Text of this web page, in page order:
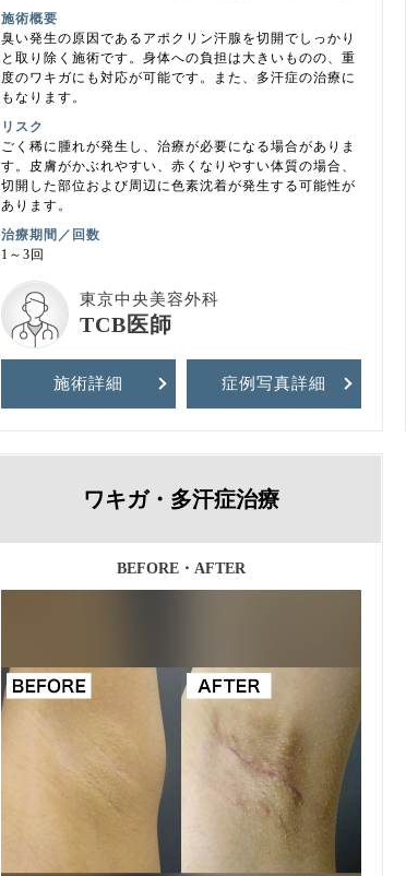
施術概要
臭い発生の原因であるアポクリン汗腺を切開でしっかり
と取り除く施術です。身体への負担は大きいものの、重
度のワキガにも対応が可能です。また、多汗症の治療に
もなります。
リスク
ごく稀に腫れが発生し、治療が必要になる場合がありま
す。皮膚がかぶれやすい、赤くなりやすい体質の場合、
切開した部位および周辺に色素沈着が発生する可能性が
あります。
治療期間／回数
1～3回
東京中央美容外科
TCB医師
施術詳細 症例写真詳細
ワキガ・多汗症治療
BEFORE・AFTER